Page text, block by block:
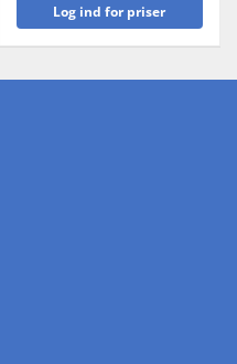
Log ind for priser